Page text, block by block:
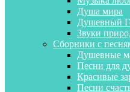
Душа мира
Душевный
Звуки
Сборники с
Душевные
Песни для
Красивые
Песни